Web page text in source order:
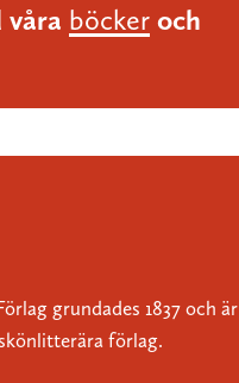
våra böcker och
grundades 1837 och är
förlag.